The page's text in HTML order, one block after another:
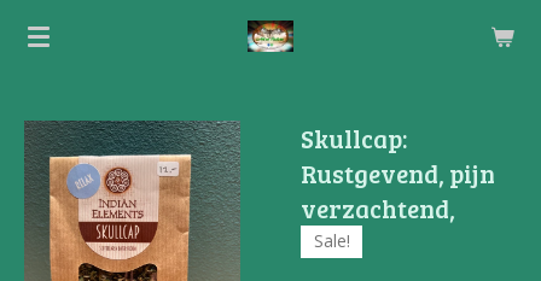
Ga
hoofdinhoud
Skullcap:
Rustgevend, pijn
verzachtend,
Sale!